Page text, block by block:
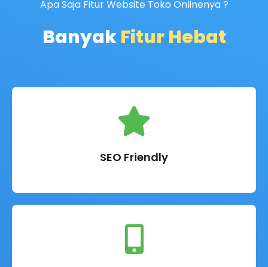
Apa Saja Fitur Website Toko Onlinenya ?
BanyakFitur Hebat
SEO Friendly